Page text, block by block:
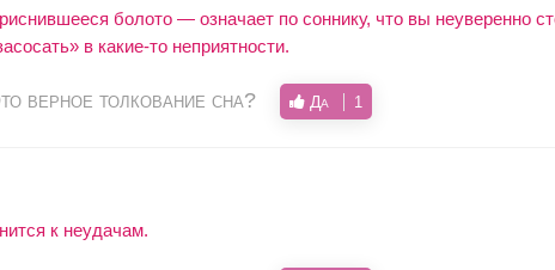
болото — означает по соннику, что вы неуверенно
в какие-то неприятности.
верное толкование сна? Да 1
к неудачам.